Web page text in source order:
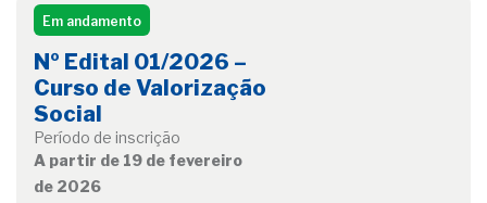
Em andamento
Nº Edital 01/2026 –
Curso de Valorização
Social
Período de inscrição
A partir de 19 de fevereiro
de 2026